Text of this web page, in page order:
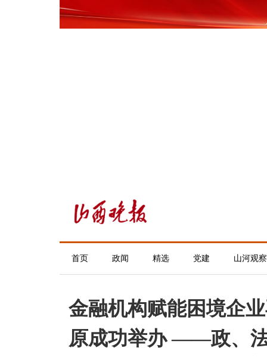
首页 政闻 精选 党建 山河观察
金融机构赋能困境企
原成功举办 ——政、